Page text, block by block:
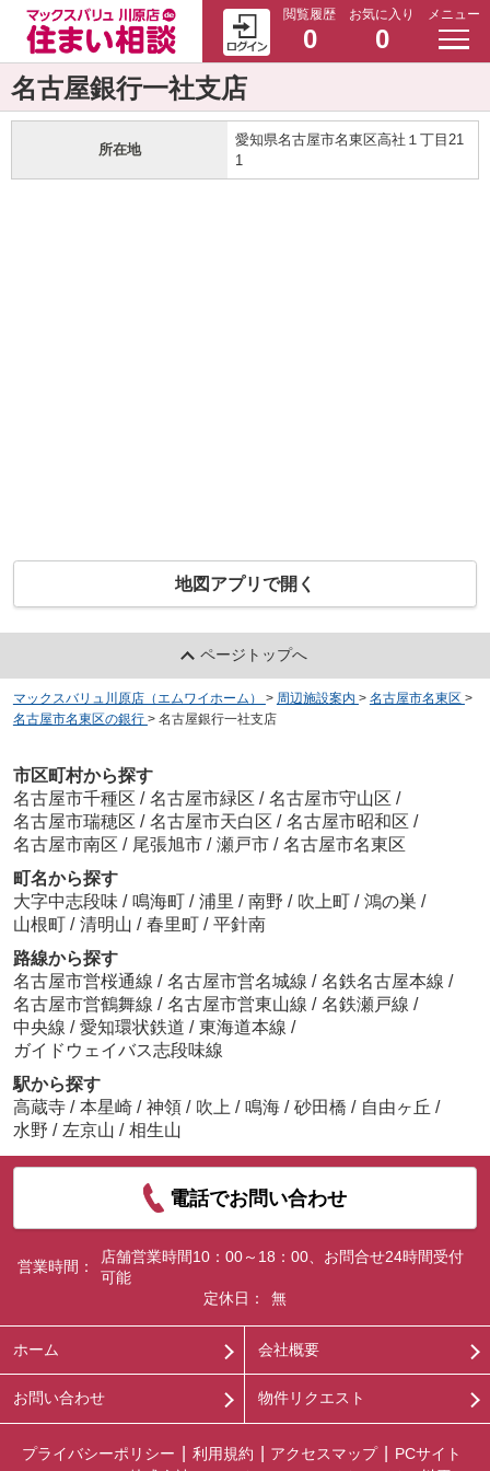
閲覧履歴
0
お気に入り
0
メニュー
名古屋銀行一社支店
所在地
愛知県名古屋市名東区高社１丁目21
1
地図アプリで開く
ページトップへ
マックスバリュ川原店（エムワイホーム） > 周辺施設案内 > 名古屋市名東区 >
名古屋市名東区の銀行 > 名古屋銀行一社支店
市区町村から探す
名古屋市千種区 / 名古屋市緑区 / 名古屋市守山区 /
名古屋市瑞穂区 / 名古屋市天白区 / 名古屋市昭和区 /
名古屋市南区 / 尾張旭市 / 瀬戸市 / 名古屋市名東区
町名から探す
大字中志段味 / 鳴海町 / 浦里 / 南野 / 吹上町 / 鴻の巣 /
山根町 / 清明山 / 春里町 / 平針南
路線から探す
名古屋市営桜通線 / 名古屋市営名城線 / 名鉄名古屋本線 /
名古屋市営鶴舞線 / 名古屋市営東山線 / 名鉄瀬戸線 /
中央線 / 愛知環状鉄道 / 東海道本線 /
ガイドウェイバス志段味線
駅から探す
高蔵寺 / 本星崎 / 神領 / 吹上 / 鳴海 / 砂田橋 / 自由ヶ丘 /
水野 / 左京山 / 相生山
電話でお問い合わせ
営業時間：
店舗営業時間10：00～18：00、お問合せ24時間受付
可能
定休日：
無
ホーム 会社概要
お問い合わせ 物件リクエスト
プライバシーポリシー 利用規約 アクセスマップ
PCサイト